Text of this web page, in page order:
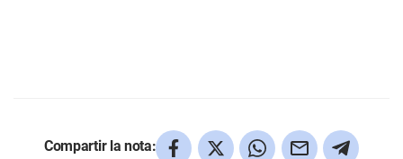
Compartir la nota: